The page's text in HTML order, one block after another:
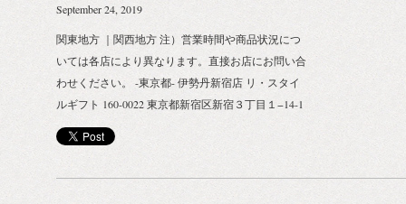
の発送は承
業いたしま
いても配送遅
September 24, 2019
関東地方 ｜関西地方 注）営業時間や商品状況につ
いては各店により異なります。直接お店にお問い合
わせください。 -東京都- 伊勢丹新宿店 リ・スタイ
ルギフト 160-0022 東京都新宿区新宿３丁目１−14-1
本館3F リ・スタイルギフト Tel:03-3352-1111（大代
表） ロク 渋谷キャットストリート店 150-0001 東京